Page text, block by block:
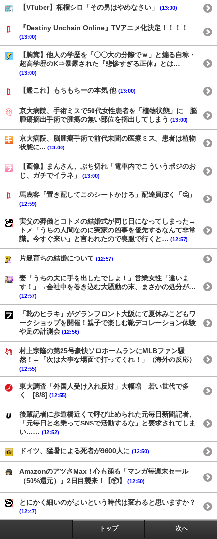
【VTuber】柘榴シロ「その男はやめなさい」 (13:00)
『Destiny Unchain Online』TVアニメ化決定！！！！
(13:00)
【胸糞】他人の学歴を「〇〇大の分際でｗ」と煽る自称・
超高学歴のK⇒暴露された『悲惨すぎる正体』とは…
(13:00)
【艦これ】もちもちーの本気 他 (13:00)
京大病院、手術ミスで50代女性患者を「植物状態」に 脳
腫瘍摘出手術で腫瘍の無い部位を摘出してしまう (13:00)
京大病院、脳腫瘍手術で前代未聞の医療ミス。患者は植物
状態に... (13:00)
【画像】まんさん、ぶち切れ「電車内でこういうポジのお
じ、ガチでイラネ」
(13:00)
馬鹿客「置き配してこのシートかけろ」配達員ぼく「🤔」
(12:59)
実父の葬儀とコトメの結婚式が同じ日になってしまった→
トメ「うちの人間なのに実家の凶事を優先するなんて非常
識。今すぐ来い」と言われたので喪服で行くと… (12:57)
片親育ちの結婚について (12:57)
妻「うちの夫に手を出したでしょ！」営業女性「違いま
す！」→会社中を巻き込む大騒動の末、まさかの処分が…
(12:57)
「靴のヒラキ」がグランフロント大阪にて夏休みこどもワ
ークショップを開催！親子で楽しむ靴デコレーション体験
や足の計測会 (12:56)
村上宗隆の第25号豪快ソロホームランにMLBファン騒
然！←「次は大事な場面で打ってくれ！」（海外の反応）
(12:55)
東大調査「外国人受け入れ反対」大幅増 若い世代で多
く [8/8] (12:55)
後輩記者に歩道橋近くで呼び止められた元毎日新聞記者、
「元毎日と名乗ってSNSで活動するな」と要求されてしま
い…… (12:52)
ドイツ、猛暑による死者が9600人に (12:50)
AmazonのアツさMax！心も踊る「マンガ毎週末セール
（50%還元）」2日目襲来！【📦】
(12:50)
とにかく細いのがよいという時代は変わると思いますか？
(12:47)
トップ 次へ